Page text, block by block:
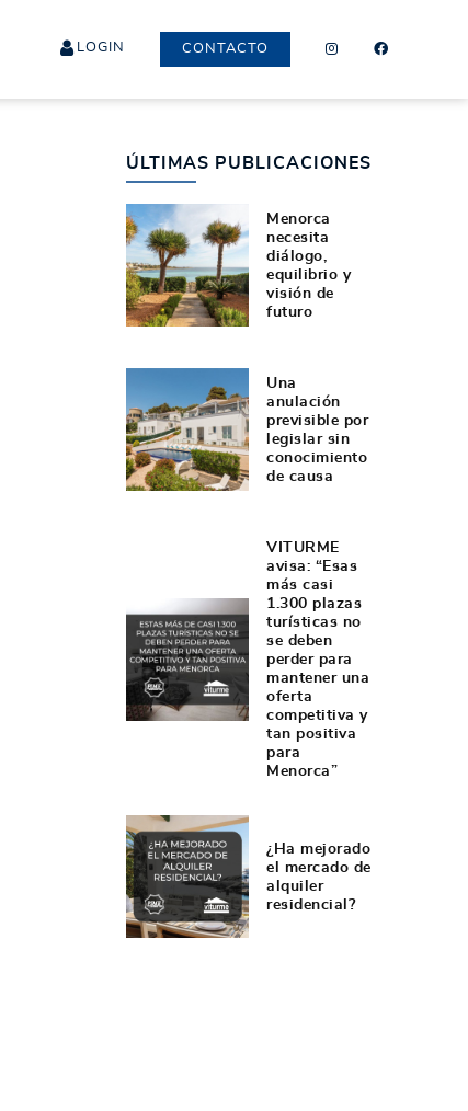
ÚLTIMAS PUBLICACIONES
Menorca
necesita
diálogo,
equilibrio y
visión de
futuro
Una
anulación
previsible por
legislar sin
conocimiento
de causa
VITURME
avisa: “Esas
más casi
1.300 plazas
turísticas no
se deben
perder para
mantener una
oferta
competitiva y
tan positiva
para
Menorca”
¿Ha mejorado
el mercado de
alquiler
residencial?
LOGIN CONTACTO